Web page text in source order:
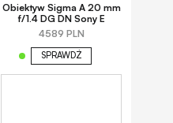
Obiektyw Sigma A 20 mm
f/1.4 DG DN Sony E
4589 PLN
SPRAWDŹ